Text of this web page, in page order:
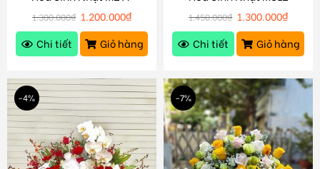
1.300.000₫ 1.200.000₫
Chi tiết
Giỏ hàng
1.450.000₫ 1.300.000₫
Chi tiết
Giỏ hàng
-4% -7%